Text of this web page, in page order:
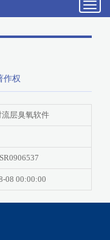
作权
层臭氧软件
08 00:00:00